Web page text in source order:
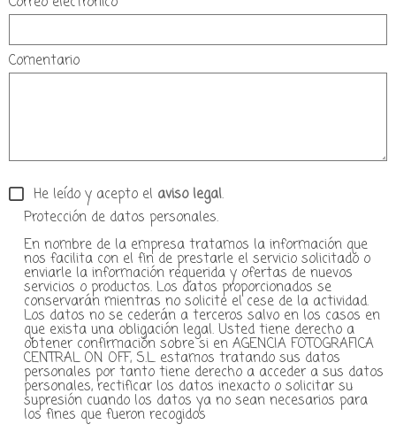
Comentario
He leído y acepto el aviso legal.
Protección de datos personales.
En nombre de la empresa tratamos la información que
nos facilita con el fin de prestarle el servicio solicitado o
enviarle la información requerida y ofertas de nuevos
servicios o productos. Los datos proporcionados se
conservarán mientras no solicite el cese de la actividad.
Los datos no se cederán a terceros salvo en los casos en
que exista una obligación legal. Usted tiene derecho a
obtener confirmación sobre si en AGENCIA FOTOGRAFICA
CENTRAL ON OFF, S.L. estamos tratando sus datos
personales por tanto tiene derecho a acceder a sus datos
personales, rectificar los datos inexacto o solicitar su
supresión cuando los datos ya no sean necesarios para
los fines que fueron recogidos